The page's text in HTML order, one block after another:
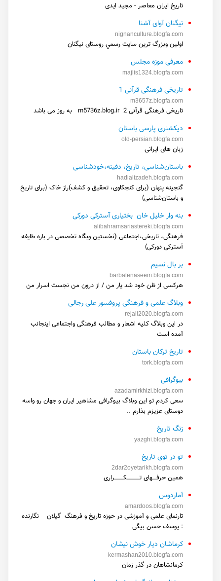
تاریخ ایران معاصر - مجید ایدی
نیگنان آوای آشنا
nignanculture.blogfa.com
اولین وبزرگ ترین سايت رسمي روستای نیگنان
معرفی موزه مجلس
majlis1324.blogfa.com
تاریخی فرهنگی قرآنی 1
m3657z.blogfa.com
تاریخی فرهنگی قرآنی 2 m5736z.blog.ir به روز می باشد
دیکشنری پارسی باستان
old-persian.blogfa.com
زبان های ایرانی
باستان‌شناسی، تاریخ، دفینه،خودشناسی
hadializadeh.blogfa.com
گنجینه پنهان (برای کنجکاوی، تحقیق و کشف)راز خاک (برای تاریخ
و باستان‌شناسی)
بنه وار خليل خان بختياری آسترکی دورکی
alibahramsariastereki.blogfa.com
فرهنگی، تاريخی،اجتماعی (نخستین وبگاه تخصصی در باره طایفه
آسترکی دورکی)
بر بال نسیم
barbalenaseem.blogfa.com
هرکسی از ظن خود شد یار من / از درون من نجست اسرار من
وبلاگ علمی و فرهنگی پروفسور علی رجالی
rejali2020.blogfa.com
در این وبلاگ کلیه اشعار و مطالب فرهنگی واجتماعی اینجانب
آمده است
تاریخ ترکان باستان
tork.blogfa.com
بیوگرافی
azadamirkhizi.blogfa.com
سعی کردم تو این وبلاگ بیوگرافی مشاهیر ایران و جهان رو واسه
دوستای عزیزم بذارم ..
زنگ تاریخ
yazghi.blogfa.com
تو در توی تاریخ
2dar2oyetarikh.blogfa.com
همین حرفــــهای تـــــــــــــکـــــــــراری
آماردوس
amardoos.blogfa.com
تارنمای علمی و آموزشی در حوزه تاریخ و فرهنگ گیلان نگارنده
: یوسف حسن بیگی
کرماشان دیار خوش نیشان
kermashan2010.blogfa.com
کرمانشاهان در گذر زمان